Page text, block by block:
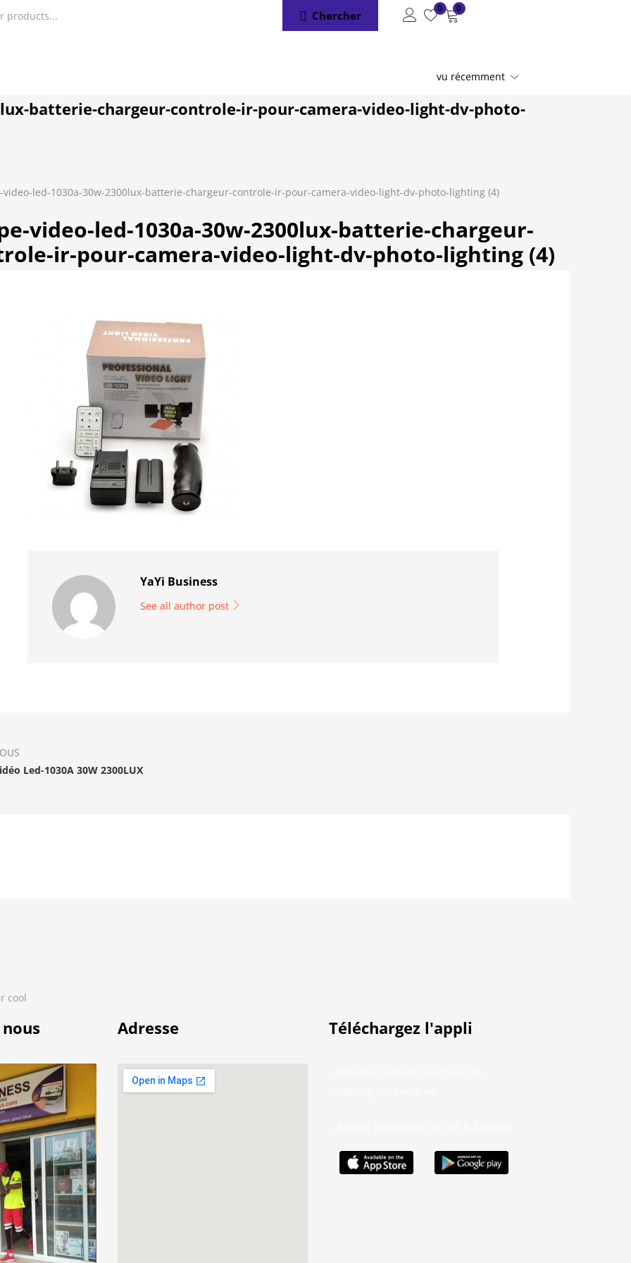
Chercher
0 0
vu récemment
batterie-chargeur-controle-ir-pour-camera-video-light-dv-photo-
video-led-1030a-30w-2300lux-batterie-chargeur-controle-ir-pour-camera-video-light-dv-photo-lighting (4)
video-led-1030a-30w-2300lux-batterie-chargeur-
ir-pour-camera-video-light-dv-photo-lighting (4)
YaYi Business
See all author post
Led-1030A 30W 2300LUX
cool
Adresse Téléchargez l'appli